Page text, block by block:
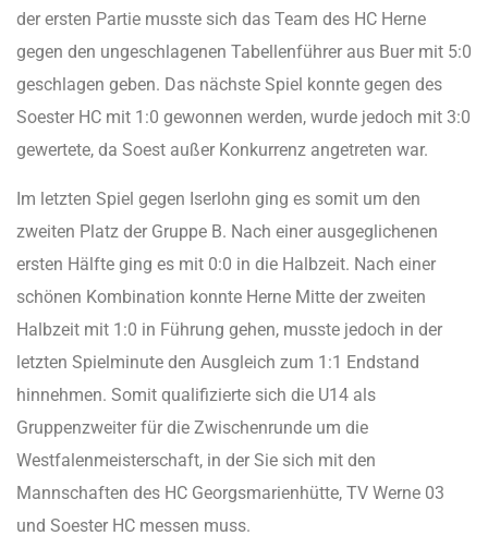
der ersten Partie musste sich das Team des HC Herne
gegen den ungeschlagenen Tabellenführer aus Buer mit 5:0
geschlagen geben. Das nächste Spiel konnte gegen des
Soester HC mit 1:0 gewonnen werden, wurde jedoch mit 3:0
gewertete, da Soest außer Konkurrenz angetreten war.
Im letzten Spiel gegen Iserlohn ging es somit um den
zweiten Platz der Gruppe B. Nach einer ausgeglichenen
ersten Hälfte ging es mit 0:0 in die Halbzeit. Nach einer
schönen Kombination konnte Herne Mitte der zweiten
Halbzeit mit 1:0 in Führung gehen, musste jedoch in der
letzten Spielminute den Ausgleich zum 1:1 Endstand
hinnehmen. Somit qualifizierte sich die U14 als
Gruppenzweiter für die Zwischenrunde um die
Westfalenmeisterschaft, in der Sie sich mit den
Mannschaften des HC Georgsmarienhütte, TV Werne 03
und Soester HC messen muss.